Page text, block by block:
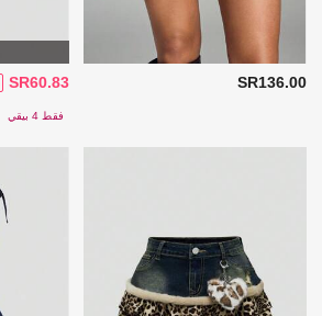
SR136.00
SR60.83
فقط 4 بيقي